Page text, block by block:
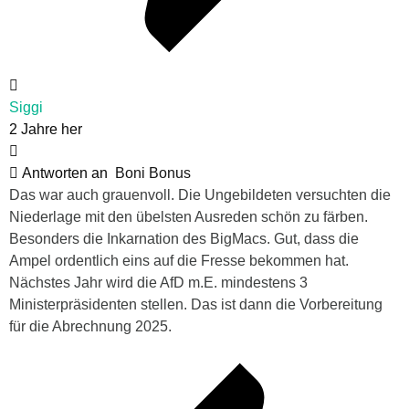
Siggi
2 Jahre her
Antworten an
Boni Bonus
Das war auch grauenvoll. Die Ungebildeten versuchten die
Niederlage mit den übelsten Ausreden schön zu färben.
Besonders die Inkarnation des BigMacs. Gut, dass die
Ampel ordentlich eins auf die Fresse bekommen hat.
Nächstes Jahr wird die AfD m.E. mindestens 3
Ministerpräsidenten stellen. Das ist dann die Vorbereitung
für die Abrechnung 2025.